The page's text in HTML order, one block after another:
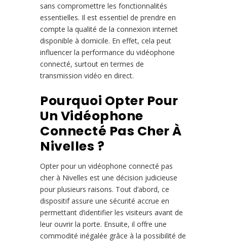
sans compromettre les fonctionnalités
essentielles. Il est essentiel de prendre en
compte la qualité de la connexion internet
disponible à domicile. En effet, cela peut
influencer la performance du vidéophone
connecté, surtout en termes de
transmission vidéo en direct.
Pourquoi Opter Pour
Un Vidéophone
Connecté Pas Cher À
Nivelles ?
Opter pour un vidéophone connecté pas
cher à Nivelles est une décision judicieuse
pour plusieurs raisons. Tout d’abord, ce
dispositif assure une sécurité accrue en
permettant d’identifier les visiteurs avant de
leur ouvrir la porte. Ensuite, il offre une
commodité inégalée grâce à la possibilité de